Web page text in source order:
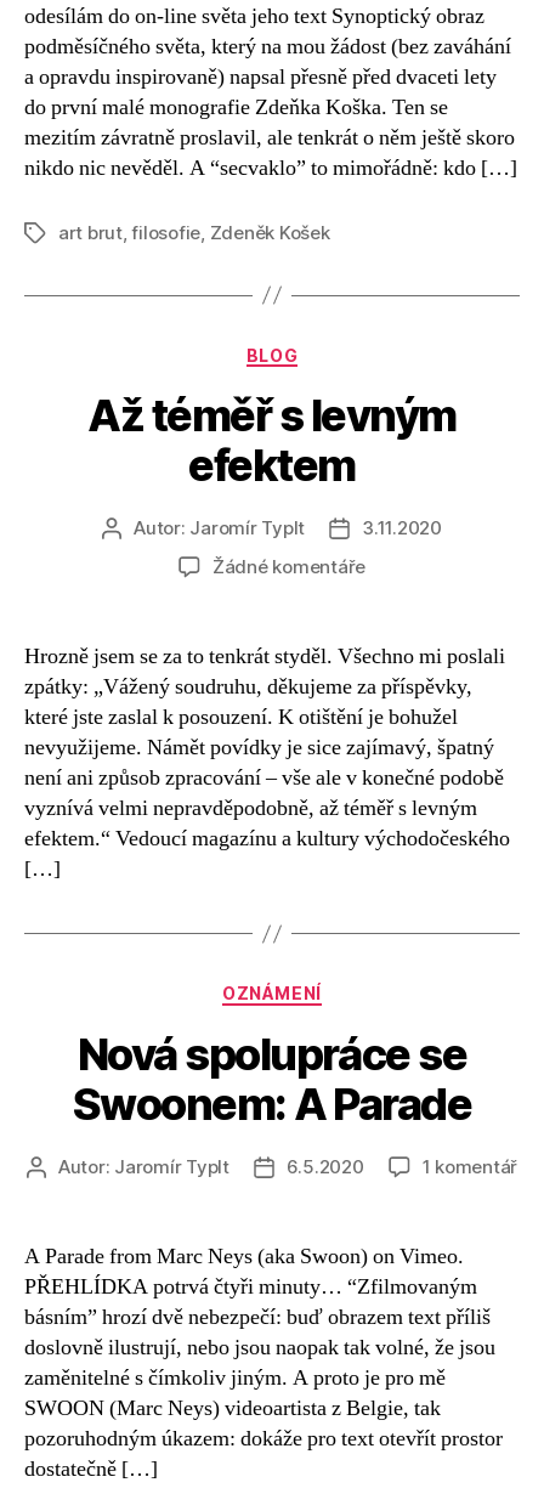
Petříček
o
Zdeňku
Koškovi
(2001)
odesílám do on-line světa jeho text Synoptický obraz
podměsíčného světa, který na mou žádost (bez zaváhání
a opravdu inspirovaně) napsal přesně před dvaceti lety
do první malé monografie Zdeňka Koška. Ten se
mezitím závratně proslavil, ale tenkrát o něm ještě skoro
nikdo nic nevěděl. A “secvaklo” to mimořádně: kdo […]
Štítkyart brut,filosofie Zdeněk Košek
Rubriky
BLOG
Až téměř s levným
efektem
Autor
příspěvku
Autor: Jaromír Typlt
Datum
příspěvku
3.11.2020
Žádné komentářeu
názvem
téměř
s
levným
efektem
Hrozně jsem se za to tenkrát styděl. Všechno mi poslali
zpátky: „Vážený soudruhu, děkujeme za příspěvky,
které jste zaslal k posouzení. K otištění je bohužel
nevyužijeme. Námět povídky je sice zajímavý, špatný
není ani způsob zpracování – vše ale v konečné podobě
vyznívá velmi nepravděpodobně, až téměř s levným
efektem.“ Vedoucí magazínu a kultury východočeského
[…]
Rubriky
OZNÁMENÍ
Nová spolupráce se
Swoonem: A Parade
AutorAutor: Jaromír Typlt
Datum
6.5.2020 1 komentářu
A Parade from Marc Neys (aka Swoon) on Vimeo.
PŘEHLÍDKA potrvá čtyři minuty… “Zfilmovaným
básním” hrozí dvě nebezpečí: buď obrazem text příliš
doslovně ilustrují, nebo jsou naopak tak volné, že jsou
zaměnitelné s čímkoliv jiným. A proto je pro mě
SWOON (Marc Neys) videoartista z Belgie, tak
pozoruhodným úkazem: dokáže pro text otevřít prostor
dostatečně […]